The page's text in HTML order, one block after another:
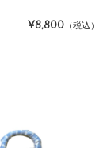
¥8,800 （税込）